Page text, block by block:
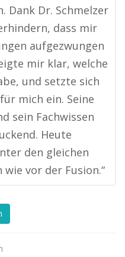
Dank Dr. Schmelzer
dass mir
aufgezwungen
mir klar, welche
und setzte sich
mich ein. Seine
sein Fachwissen
Heute
den gleichen
wie vor der Fusion.“